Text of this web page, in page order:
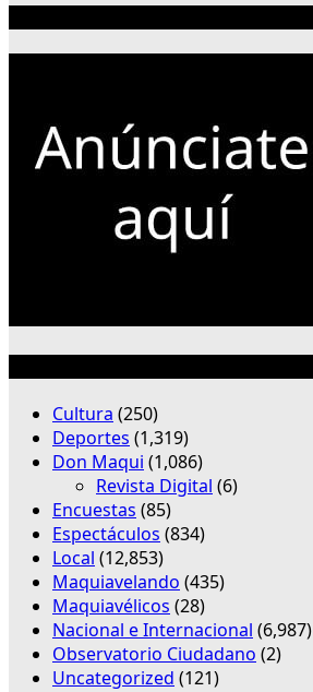
Cultura (250)
Deportes (1,319)
Don Maqui (1,086)
Revista Digital (6)
Encuestas (85)
Espectáculos (834)
Local (12,853)
Maquiavelando (435)
Maquiavélicos (28)
Nacional e Internacional (6,987)
Observatorio Ciudadano (2)
Uncategorized (121)